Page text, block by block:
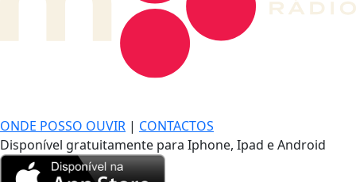
ONDE POSSO OUVIR | CONTACTOS
Disponível gratuitamente para Iphone, Ipad e Android